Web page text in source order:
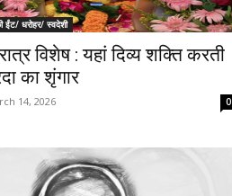
ईंट/ धरोहर/ स्वदेशी
विशेष : यहां दिव्य शक्ति करती
का शृंगार
14, 2026 0